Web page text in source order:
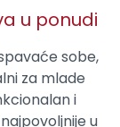
u ponudi
sobe,
za mlade
i
u